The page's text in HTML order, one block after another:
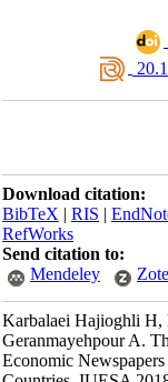
Download citation:
BibTeX|RIS|
RefWorks
Send citation to:
Mendeley
Karbalaei Hajioghli
Geranmayehpour A.
Economic